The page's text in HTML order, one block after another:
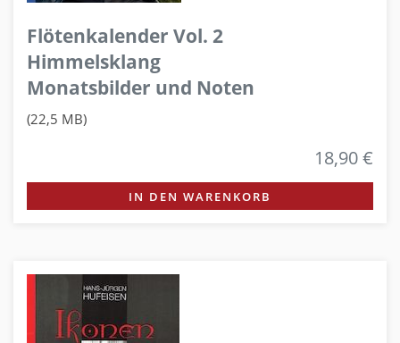
Flötenkalender Vol. 2
Himmelsklang
Monatsbilder und Noten
(22,5 MB)
18,90 €
IN DEN WARENKORB